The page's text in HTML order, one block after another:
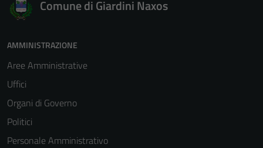
Comune di Giardini Naxos
AMMINISTRAZIONE
Aree Amministrative
Uffici
Organi di Governo
Politici
Personale Amministrativo